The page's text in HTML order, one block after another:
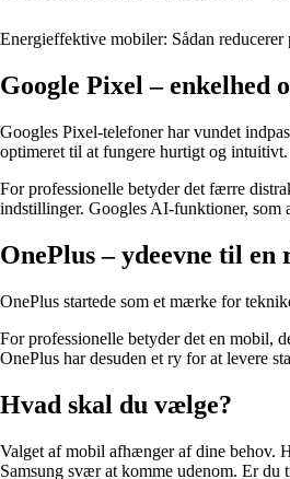
Energieffektive mobiler: Sådan
Google Pixel – enkelhed
Googles Pixel-telefoner har vundet
optimeret til at fungere hurtigt og intuitivt.
For professionelle betyder det færre
indstillinger. Googles AI-funktioner, som
OnePlus – ydeevne til
OnePlus startede som et mærke for
For professionelle betyder det en mobil,
OnePlus har desuden et ry for at levere
Hvad skal du vælge?
Valget af mobil afhænger af dine behov.
Samsung svær at komme udenom. Er